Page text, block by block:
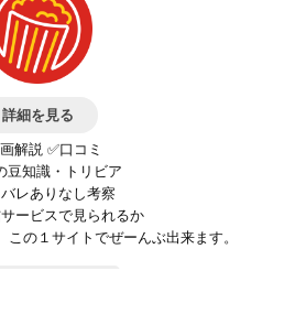
詳細を見る
解説 ✅口コミ
豆知識・トリビア
レありなし考察
ービスで見られるか
の１サイトでぜーんぶ出来ます。